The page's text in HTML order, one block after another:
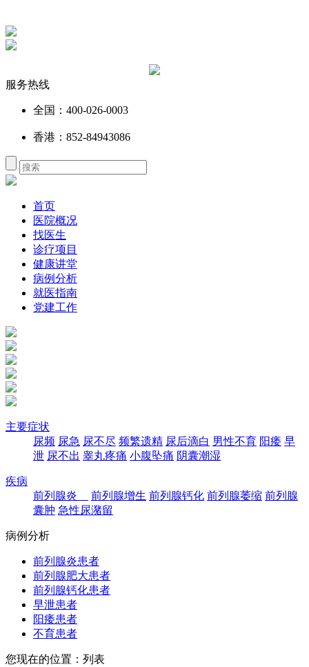
服务热线
全国：400-026-0003
香港：852-84943086
首页
医院概况
找医生
诊疗项目
健康讲堂
病例分析
就医指南
党建工作
主要症状
尿频 尿急 尿不尽 频繁遗精 尿后滴白 男性不育 阳痿 早
泄 尿不出 睾丸疼痛 小腹坠痛 阴囊潮湿
疾病
前列腺炎
前列腺增生 前列腺钙化 前列腺萎缩 前列腺
囊肿 急性尿潴留
病例分析
前列腺炎患者
前列腺肥大患者
前列腺钙化患者
早泄患者
阳痿患者
不育患者
您现在的位置：列表